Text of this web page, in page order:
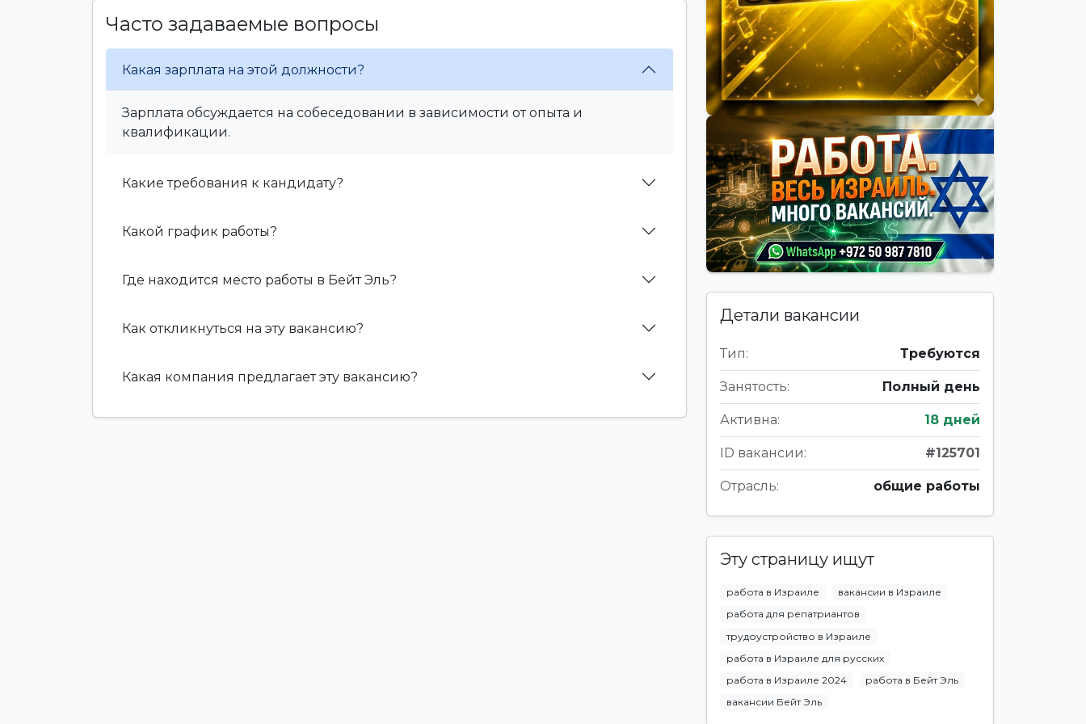
Часто задаваемые вопросы
Какая зарплата на этой должности?
Зарплата обсуждается на собеседовании в зависимости от опыта и
квалификации.
Какие требования к кандидату?
Какой график работы?
Где находится место работы в Бейт Эль?
Как откликнуться на эту вакансию?
Какая компания предлагает эту вакансию?
Детали вакансии
Тип: Требуются
Занятость: Полный день
Активна: 18 дней
ID вакансии: #125701
Отрасль: общие работы
Эту страницу ищут
работа в Израиле
вакансии в Израиле
работа для репатриантов
трудоустройство в Израиле
работа в Израиле для русских
работа в Израиле 2024
работа в Бейт Эль
вакансии Бейт Эль